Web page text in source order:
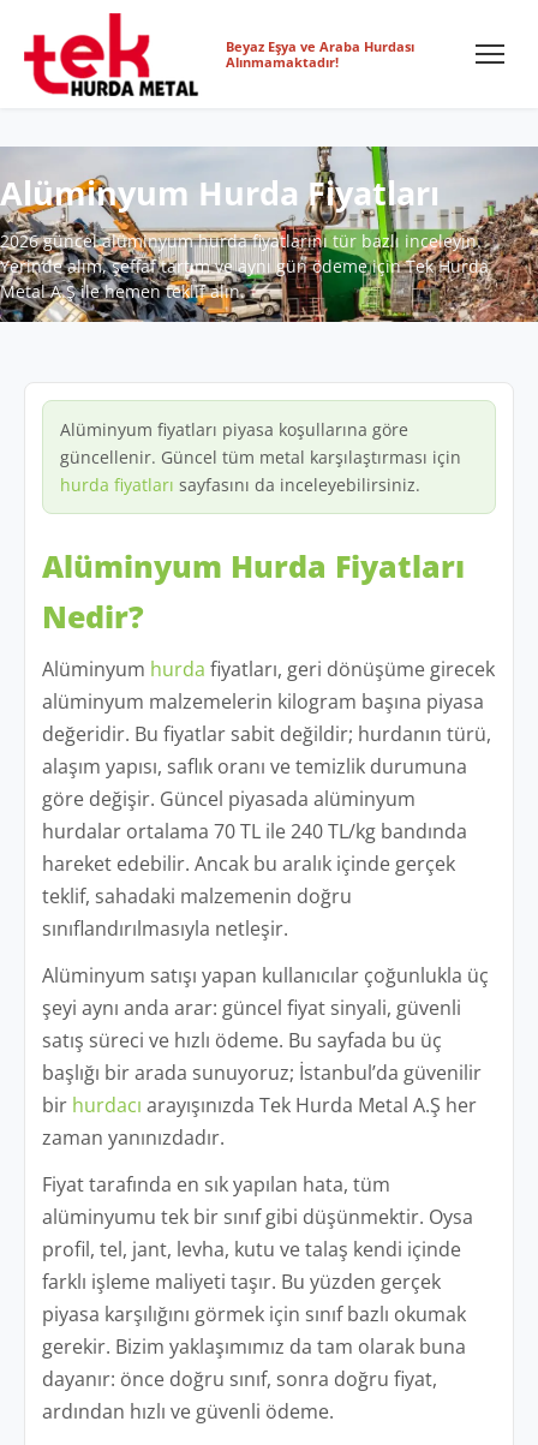
Beyaz Eşya ve Araba Hurdası
Alınmamaktadır!
Alüminyum Hurda Fiyatları
2026 güncel alüminyum hurda fiyatlarını tür bazlı inceleyin.
Yerinde alım, şeffaf tartım ve aynı gün ödeme için Tek Hurda
Metal A.Ş ile hemen teklif alın.
Alüminyum fiyatları piyasa koşullarına göre
güncellenir. Güncel tüm metal karşılaştırması için
hurda fiyatları sayfasını da inceleyebilirsiniz.
Alüminyum Hurda Fiyatları
Nedir?
Alüminyum hurda fiyatları, geri dönüşüme girecek
alüminyum malzemelerin kilogram başına piyasa
değeridir. Bu fiyatlar sabit değildir; hurdanın türü,
alaşım yapısı, saflık oranı ve temizlik durumuna
göre değişir. Güncel piyasada alüminyum
hurdalar ortalama 70 TL ile 240 TL/kg bandında
hareket edebilir. Ancak bu aralık içinde gerçek
teklif, sahadaki malzemenin doğru
sınıflandırılmasıyla netleşir.
Alüminyum satışı yapan kullanıcılar çoğunlukla üç
şeyi aynı anda arar: güncel fiyat sinyali, güvenli
satış süreci ve hızlı ödeme. Bu sayfada bu üç
başlığı bir arada sunuyoruz; İstanbul’da güvenilir
bir hurdacı arayışınızda Tek Hurda Metal A.Ş her
zaman yanınızdadır.
Fiyat tarafında en sık yapılan hata, tüm
alüminyumu tek bir sınıf gibi düşünmektir. Oysa
profil, tel, jant, levha, kutu ve talaş kendi içinde
farklı işleme maliyeti taşır. Bu yüzden gerçek
piyasa karşılığını görmek için sınıf bazlı okumak
gerekir. Bizim yaklaşımımız da tam olarak buna
dayanır: önce doğru sınıf, sonra doğru fiyat,
ardından hızlı ve güvenli ödeme.